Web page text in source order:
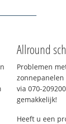
Allround
Problemen
via 070-
gemakkelijk!
Heeft u een